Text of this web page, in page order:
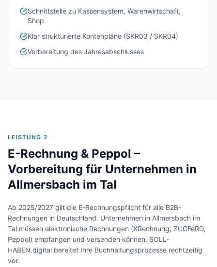
Schnittstelle zu Kassensystem, Warenwirtschaft,
Shop
Klar strukturierte Kontenpläne (SKR03 / SKR04)
Vorbereitung des Jahresabschlusses
LEISTUNG 2
E-Rechnung & Peppol –
Vorbereitung für Unternehmen in
Allmersbach im Tal
Ab 2025/2027 gilt die E-Rechnungspflicht für alle B2B-
Rechnungen in Deutschland. Unternehmen in Allmersbach im
Tal müssen elektronische Rechnungen (XRechnung, ZUGFeRD,
Peppol) empfangen und versenden können. SOLL-
HABEN.digital bereitet Ihre Buchhaltungsprozesse rechtzeitig
vor.